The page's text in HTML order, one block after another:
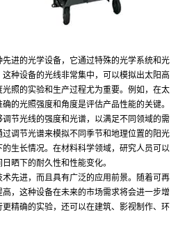
进的光学设备，它通过特殊的光学系统和光
种设备的光线非常集中，可以模拟出太阳高
照的实验和生产过程尤为重要。例如，在太
的光照强度和角度是评估产品性能的关键。
节光线的强度和光谱，以满足不同领域的需
调节光谱来模拟不同季节和地理位置的阳光
生长情况。在材料科学领域，研究人员可以
晒下的耐久性和性能变化。
先进，而且具有广泛的应用前景。随着可再
，这种设备在未来的市场需求将会进一步增
精确的实验，还可以在建筑、影视制作、环